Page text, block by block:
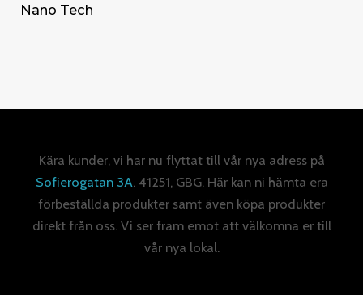
Nano Tech
Kära kunder, vi har nu flyttat till vår nya adress på
Sofierogatan 3A. 41251, GBG. Här kan ni hämta era
förbeställda produkter samt även köpa produkter
direkt från oss. Vi ser fram emot att välkomna er till
vår nya lokal.